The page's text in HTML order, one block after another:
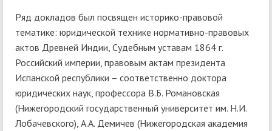
Ряд докладов был посвящен историко-правовой
тематике: юридической технике нормативно-правовых
актов Древней Индии, Судебным уставам 1864 г.
Российский империи, правовым актам президента
Испанской республики – соответственно доктора
юридических наук, профессора В.Б. Романовская
(Нижегородский государственный университет им. Н.И.
Лобачевского), А.А. Демичев (Нижегородская академия